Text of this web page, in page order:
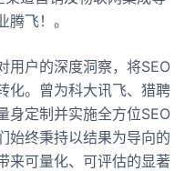
飞！。
用户的深度洞察，将SEO
化。曾为科大讯飞、猎聘
身定制并实施全方位SEO
始终秉持以结果为导向的
来可量化、可评估的显著